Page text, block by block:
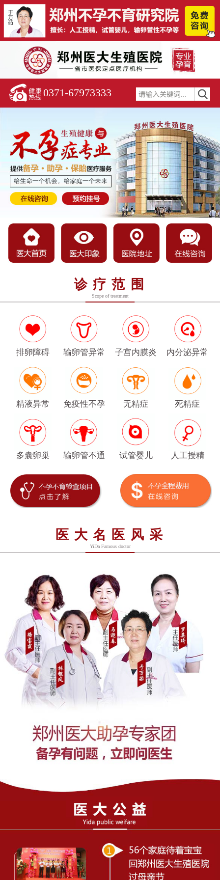
0371-67973333
诊疗范围
Scope of treatment
排卵障碍 输卵管异常 子宫内膜炎 内分泌异常
精液异常 免疫性不孕 无精症 死精症
多囊卵巢 输卵管不通 试管婴儿 人工授精
医大名医风采
YiDa Famous doctor